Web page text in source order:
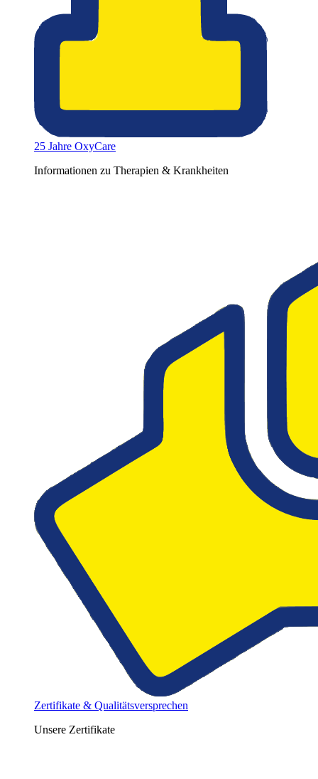
25 Jahre OxyCare
Informationen zu Therapien & Krankheiten
Zertifikate & Qualitätsversprechen
Unsere Zertifikate